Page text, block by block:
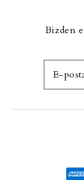
Bizden